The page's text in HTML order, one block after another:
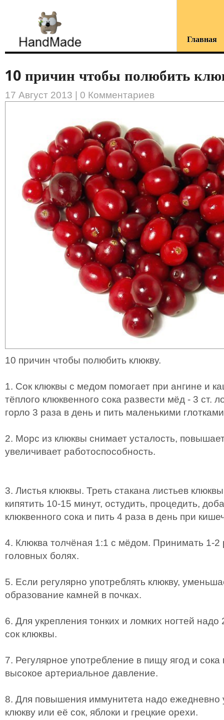
Главная
10 причин чтобы полюбить
17 Август 2013 | 0 Комментариев
10 причин чтобы полюбить клюкву.
1. Сок клюквы с медом помогает при ангине и
тёплого клюквенного сока развести мёд - 3 ст.
горло 3 раза в день и пить маленькими
2. Морс из клюквы снимает усталость,
увеличивает работоспособность.
3. Листья клюквы. Треть стакана листьев
кипятить 10-15 минут, остудить, процедить,
клюквенного сока и пить 4 раза в день при
4. Клюква толчёная 1:1 с мёдом. Принимать 1-2
головных болях.
5. Если регулярно употреблять клюкву,
образование камней в почках.
6. Для укрепления тонких и ломких ногтей надо
сок клюквы.
7. Регулярное употребление в пищу ягод и
высокое артериальное давление.
8. Для повышения иммунитета надо ежедневно
клюкву или её сок, яблоки и грецкие орехи.